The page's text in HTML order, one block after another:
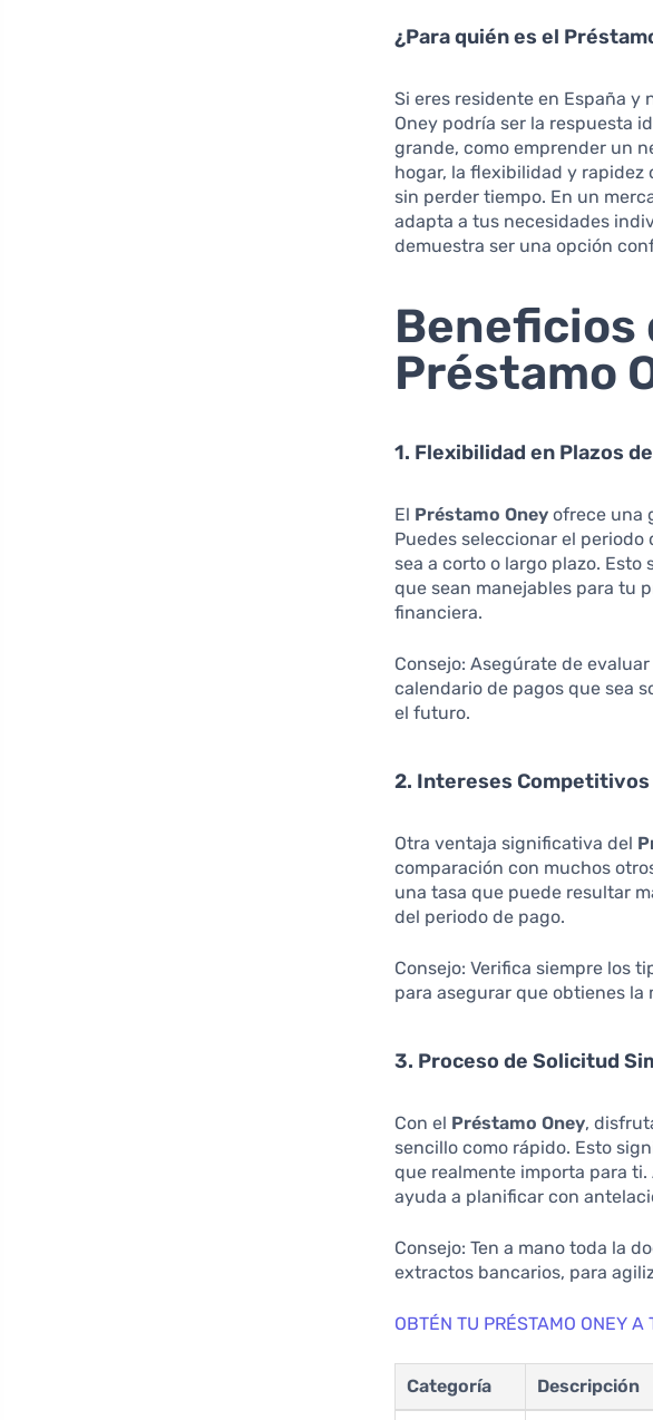
¿Para quién es el
Si eres residente en España y
Oney podría ser la respuesta
grande, como emprender un
hogar, la flexibilidad y
sin perder tiempo. En un
adapta a tus necesidades
demuestra ser una opción
Préstamo
1. Flexibilidad en Plazos
El Préstamo Oney ofrece una
Puedes seleccionar el
sea a corto o largo plazo.
que sean manejables para tu
financiera.
Consejo: Asegúrate de
calendario de pagos que sea
el futuro.
2. Intereses Competitivos
Otra ventaja significativa del
comparación con muchos
una tasa que puede resultar
del periodo de pago.
Consejo: Verifica siempre los
para asegurar que obtienes la
3. Proceso de Solicitud
Con el Préstamo Oney,
sencillo como rápido. Esto
que realmente importa para
ayuda a planificar con
Consejo: Ten a mano toda la
extractos bancarios, para
OBTÉN TU PRÉSTAMO ONEY A
Categoría Descripción